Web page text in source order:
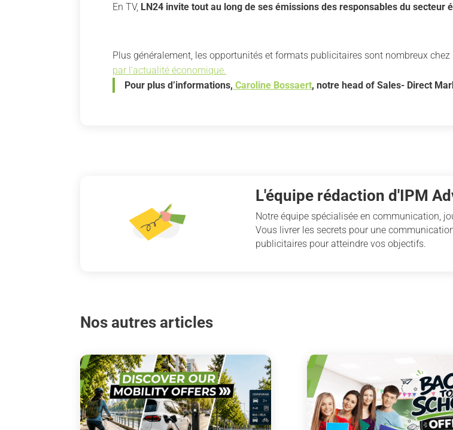
En TV, LN24 invite tout au long de ses émissions des responsables du secteur
Plus généralement, les opportunités et formats publicitaires sont nombreux
par l’actualité économique.
Pour plus d’informations, Caroline Bossaert, notre head of Sales- Direct
L'équipe rédaction d'IPM
Notre équipe spécialisée en communication,
Vous livrer les secrets pour une
publicitaires pour atteindre vos objectifs.
Nos autres articles